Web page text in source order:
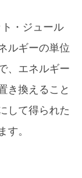
・ジュール
ルギーの単位
、エネルギー
き換えること
して得られた
す。